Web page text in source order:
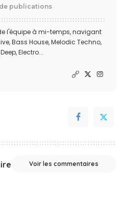
publications
l'équipe à mi-temps, navigant
Bass House, Melodic Techno,
Electro...
Voir les commentaires